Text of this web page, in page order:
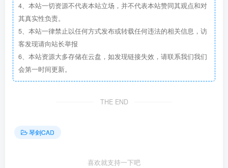
4、本站一切资源不代表本站立场，并不代表本站赞同其观点和对
其真实性负责。
5、本站一律禁止以任何方式发布或转载任何违法的相关信息，访
客发现请向站长举报
6、本站资源大多存储在云盘，如发现链接失效，请联系我们我们
会第一时间更新。
THE END
琴剑CAD
喜欢就支持一下吧